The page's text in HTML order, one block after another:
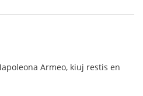
Armeo, kiuj restis en